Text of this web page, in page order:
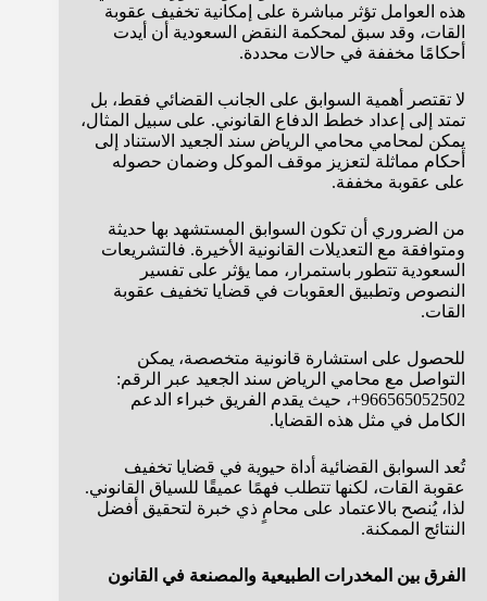
هذه العوامل تؤثر مباشرة على إمكانية تخفيف عقوبة
القات، وقد سبق لمحكمة النقض السعودية أن أيدت
أحكامًا مخففة في حالات محددة.
لا تقتصر أهمية السوابق على الجانب القضائي فقط، بل
تمتد إلى إعداد خطط الدفاع القانوني. على سبيل المثال،
يمكن لمحامي محامي الرياض سند الجعيد الاستناد إلى
أحكام مماثلة لتعزيز موقف الموكل وضمان حصوله
على عقوبة مخففة.
من الضروري أن تكون السوابق المستشهد بها حديثة
ومتوافقة مع التعديلات القانونية الأخيرة. فالتشريعات
السعودية تتطور باستمرار، مما يؤثر على تفسير
النصوص وتطبيق العقوبات في قضايا تخفيف عقوبة
القات.
للحصول على استشارة قانونية متخصصة، يمكن
التواصل مع محامي الرياض سند الجعيد عبر الرقم:
966565052502+، حيث يقدم الفريق خبراء الدعم
الكامل في مثل هذه القضايا.
تُعد السوابق القضائية أداة حيوية في قضايا تخفيف
عقوبة القات، لكنها تتطلب فهمًا عميقًا للسياق القانوني.
لذا، يُنصح بالاعتماد على محامٍ ذي خبرة لتحقيق أفضل
النتائج الممكنة.
الفرق بين المخدرات الطبيعية والمصنعة في القانون